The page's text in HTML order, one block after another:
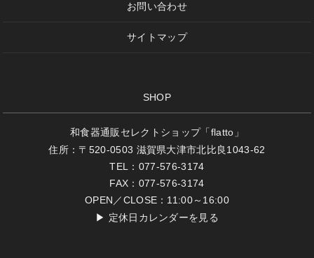
お問い合わせ
サイトマップ
SHOP
和食器通販セレクトショップ「flatto」
住所：〒520-0503 滋賀県大津市北比良1043-62
TEL：077-576-3174
FAX：077-576-3174
OPEN／CLOSE：11:00～16:00
▶ 定休日カレンダーを見る